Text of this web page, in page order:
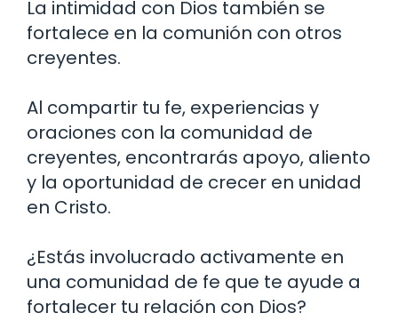
La intimidad con Dios también se
fortalece en la comunión con otros
creyentes.
Al compartir tu fe, experiencias y
oraciones con la comunidad de
creyentes, encontrarás apoyo, aliento
y la oportunidad de crecer en unidad
en Cristo.
¿Estás involucrado activamente en
una comunidad de fe que te ayude a
fortalecer tu relación con Dios?